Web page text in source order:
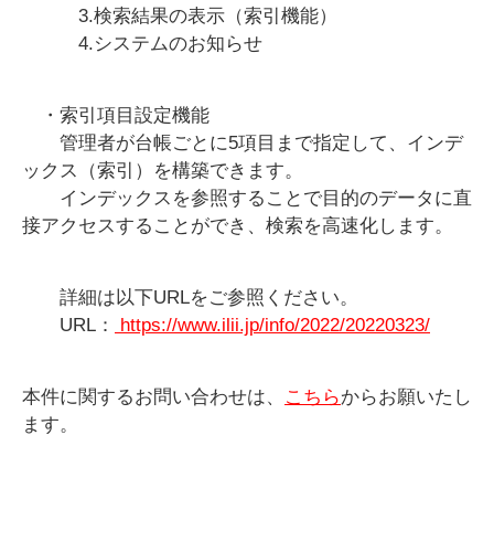
3.検索結果の表示（索引機能）
4.システムのお知らせ
・索引項目設定機能
管理者が台帳ごとに5項目まで指定して、インデ
ックス（索引）を構築できます。
インデックスを参照することで目的のデータに直
接アクセスすることができ、検索を高速化します。
詳細は以下URLをご参照ください。
URL：
https://www.ilii.jp/info/2022/20220323/
本件に関するお問い合わせは、 こちらからお願いたし
ます。